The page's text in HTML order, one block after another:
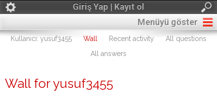
Giriş Yap | Kayıt ol
Menüyü göster
Kullanıcı: yusuf3455 Wall Recent activity
All questions
All answers
Wall for yusuf3455